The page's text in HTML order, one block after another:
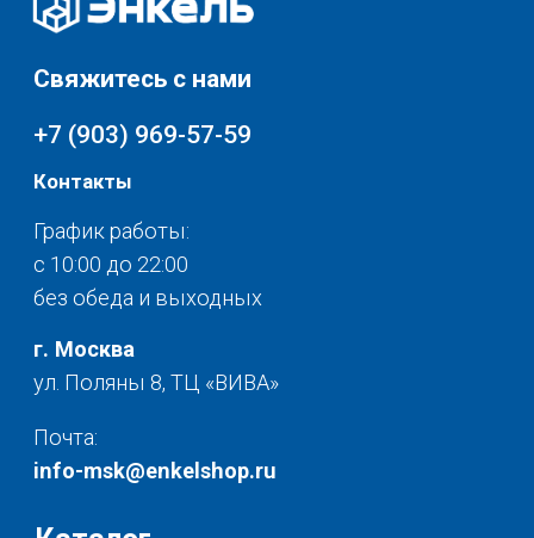
Хранение и порядок Доставка и оплата
© 2025 - Интернет-магазин Enkelshop.ru
Политика конфиденциальности